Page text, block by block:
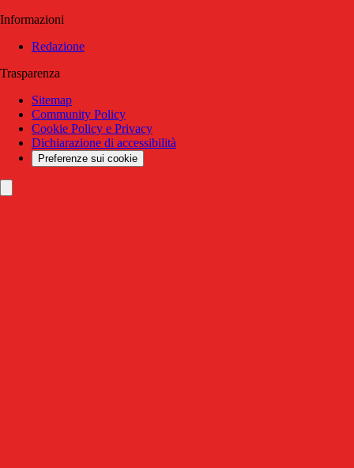
Informazioni
Redazione
Trasparenza
Sitemap
Community Policy
Cookie Policy e Privacy
Dichiarazione di accessibilità
Preferenze sui cookie